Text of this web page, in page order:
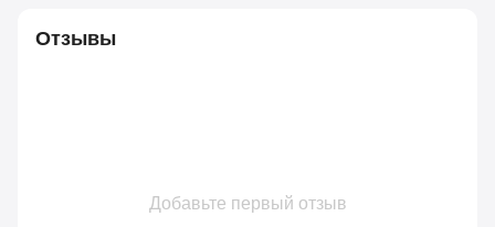
Отзывы
Добавьте первый отзыв